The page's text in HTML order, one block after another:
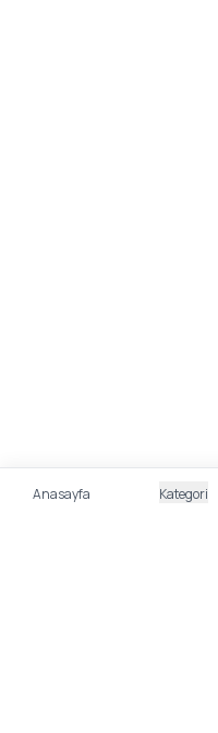
Anasayfa Kategori